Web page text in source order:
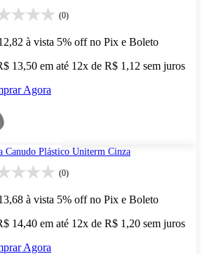
(0)
à vista 5% off no Pix e Boleto
13,50 em até 12x de R$ 1,12 sem juros
Agora
Canudo Plástico Uniterm Cinza
(0)
à vista 5% off no Pix e Boleto
14,40 em até 12x de R$ 1,20 sem juros
Agora